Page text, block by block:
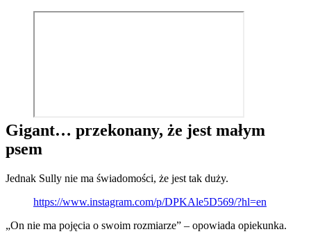
Gigant… przekonany, że jest małym
psem
Jednak Sully nie ma świadomości, że jest tak duży.
https://www.instagram.com/p/DPKAle5D569/?hl=en
„On nie ma pojęcia o swoim rozmiarze” – opowiada opiekunka.